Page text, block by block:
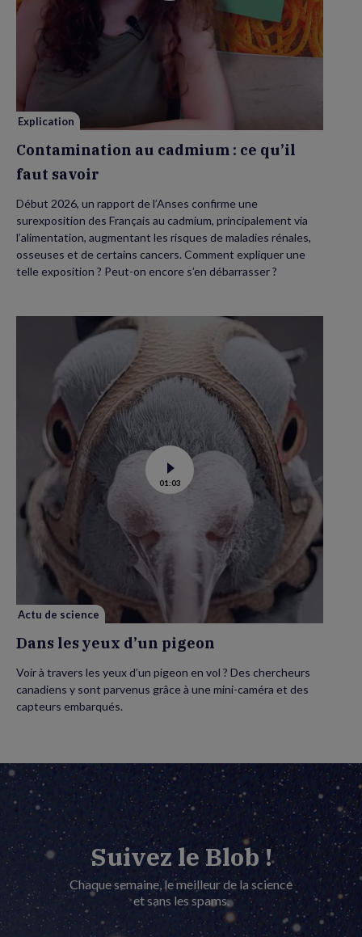
Contamination
au
cadmium :
ce
savoir
Explication
Contamination au cadmium : ce qu’il
faut savoir
Début 2026, un rapport de l’Anses confirme une
surexposition des Français au cadmium, principalement via
l’alimentation, augmentant les risques de maladies rénales,
osseuses et de certains cancers. Comment expliquer une
telle exposition ? Peut-on encore s’en débarrasser ?
Voir
la
vidéo
01:03
Actu de science
Dans les yeux d’un pigeon
Voir à travers les yeux d’un pigeon en vol ? Des chercheurs
canadiens y sont parvenus grâce à une mini-caméra et des
capteurs embarqués.
Suivez le Blob !
Chaque semaine, le meilleur de la science
et sans les spams.